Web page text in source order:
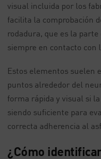
visual incluida por los
facilita la comprobación
rodadura, que es la
siempre en contacto con
Estos elementos suelen
puntos alrededor del
forma rápida y visual si
siendo suficiente para
correcta adherencia al
¿Cómo